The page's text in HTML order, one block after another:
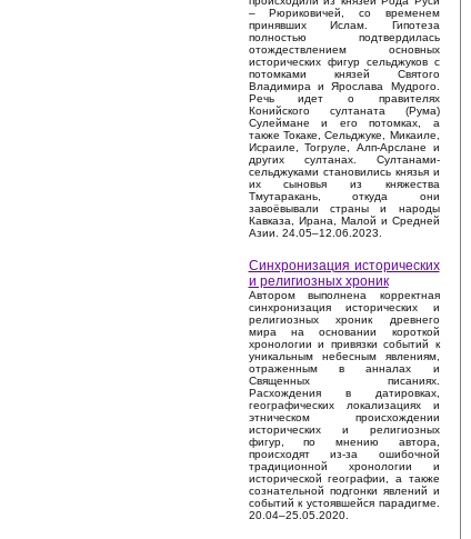
– Рюриковичей, со временем
принявших Ислам. Гипотеза
полностью подтвердилась
отождествлением основных
исторических фигур сельджуков с
потомками князей Святого
Владимира и Ярослава Мудрого.
Речь идет о правителях
Конийского султаната (Рума)
Сулеймане и его потомках, а
также Токаке, Сельджуке, Микаиле,
Исраиле, Тогруле, Алп-Арслане и
других султанах. Султанами-
сельджуками становились князья и
их сыновья из княжества
Тмутаракань, откуда они
завоёвывали страны и народы
Кавказа, Ирана, Малой и Средней
Азии. 24.05–12.06.2023.
Синхронизация исторических
и религиозных хроник
Автором выполнена корректная
синхронизация исторических и
религиозных хроник древнего
мира на основании короткой
хронологии и привязки событий к
уникальным небесным явлениям,
отраженным в анналах и
Священных писаниях.
Расхождения в датировках,
географических локализациях и
этническом происхождении
исторических и религиозных
фигур, по мнению автора,
происходят из-за ошибочной
традиционной хронологии и
исторической географии, а также
сознательной подгонки явлений и
событий к устоявшейся парадигме.
20.04–25.05.2020.